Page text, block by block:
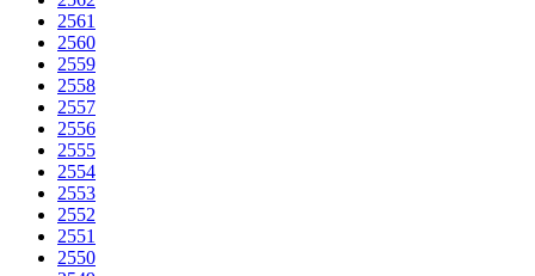
2561
2560
2559
2558
2557
2556
2555
2554
2553
2552
2551
2550